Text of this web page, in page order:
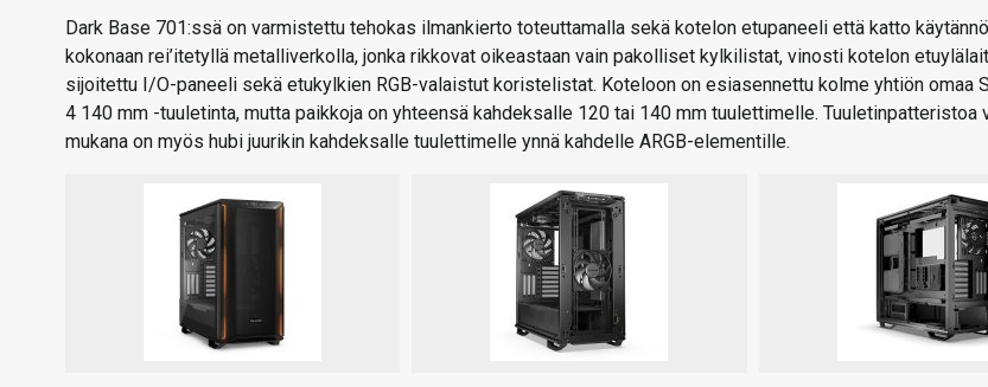
Dark Base 701:ssä on varmistettu tehokas ilmankierto toteuttamalla sekä kotelon etupaneeli että katto
kokonaan rei’itetyllä metalliverkolla, jonka rikkovat oikeastaan vain pakolliset kylkilistat, vinosti kotelon
sijoitettu I/O-paneeli sekä etukylkien RGB-valaistut koristelistat. Koteloon on esiasennettu kolme yhtiön omaa
4 140 mm -tuuletinta, mutta paikkoja on yhteensä kahdeksalle 120 tai 140 mm tuulettimelle. Tuuletinpatteristoa
mukana on myös hubi juurikin kahdeksalle tuulettimelle ynnä kahdelle ARGB-elementille.